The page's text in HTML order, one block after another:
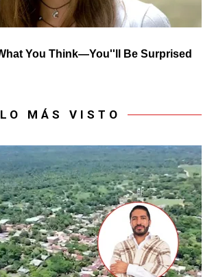
LO MÁS VISTO